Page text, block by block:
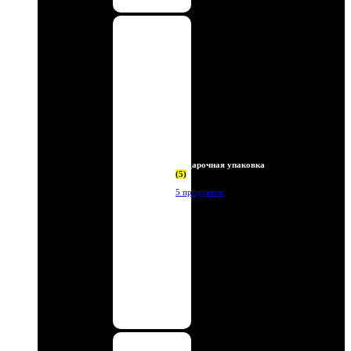
Подарочная упаковка
(5)
5 продуктов